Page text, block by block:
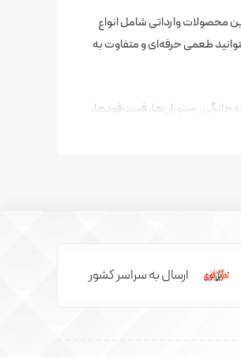
محصولات وارداتی شامل انواع
طعمی حرفه‌ای و متفاوت به
خانگی، رستوران‌ها، فست‌فودها،
ارسال به سراسر کشور